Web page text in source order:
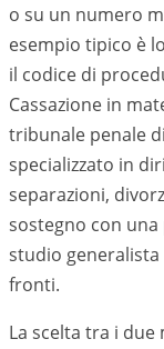
o su un numero
esempio tipico è
il codice di
Cassazione in
tribunale penale di
specializzato in
separazioni,
sostegno con
studio
fronti.
La scelta tra i